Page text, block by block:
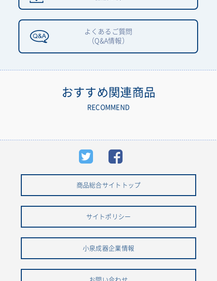
よくあるご質問
（Q&A情報）
おすすめ関連商品
RECOMMEND
商品総合サイトトップ
サイトポリシー
小泉成器企業情報